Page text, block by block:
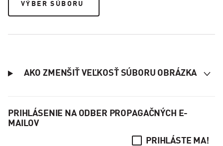
VÝBER SÚBORU
AKO ZMENŠIŤ VEĽKOSŤ SÚBORU OBRÁZKA
PRIHLÁSENIE NA ODBER PROPAGAČNÝCH E-
MAILOV
PRIHLÁSTE MA!